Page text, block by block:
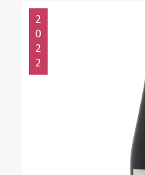
2
0
2
2